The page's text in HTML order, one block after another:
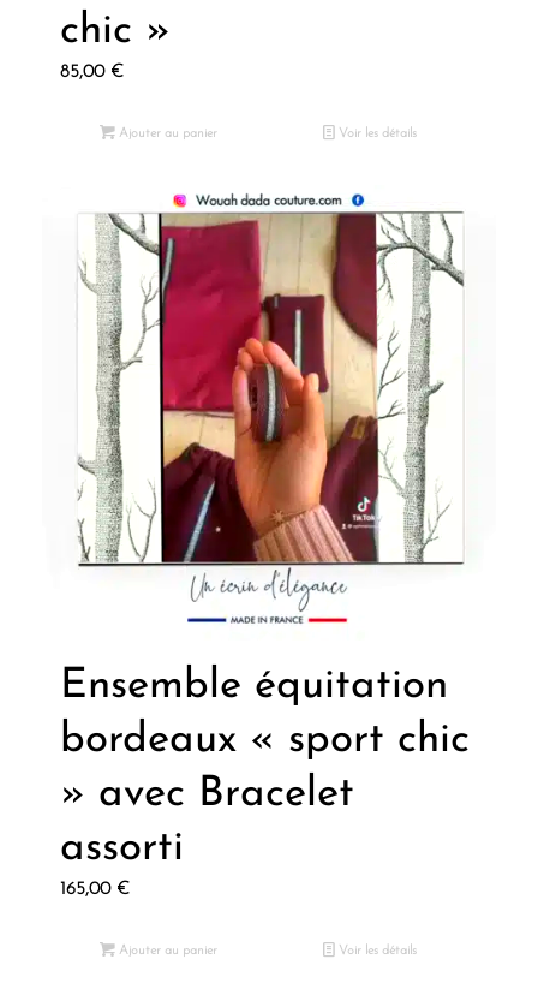
chic »
85,00 €
Ajouter au panier Voir les détails
Ensemble équitation
bordeaux « sport chic
» avec Bracelet
assorti
165,00 €
Ajouter au panier Voir les détails